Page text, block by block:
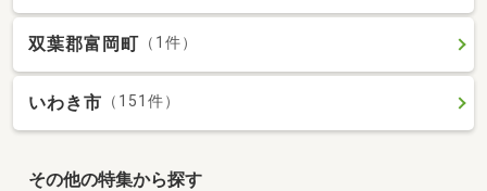
双葉郡富岡町 （1件）
いわき市 （151件）
その他の特集から探す